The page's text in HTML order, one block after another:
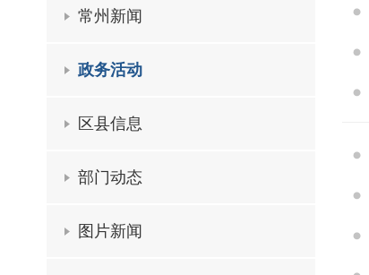
常州新闻
政务活动
区县信息
部门动态
图片新闻